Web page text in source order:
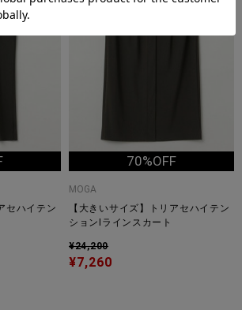
セハイテン
70%OFF
MOGA
【大きいサイズ】トリアセハイテン
ションIラインスカート
¥24,200
¥7,260